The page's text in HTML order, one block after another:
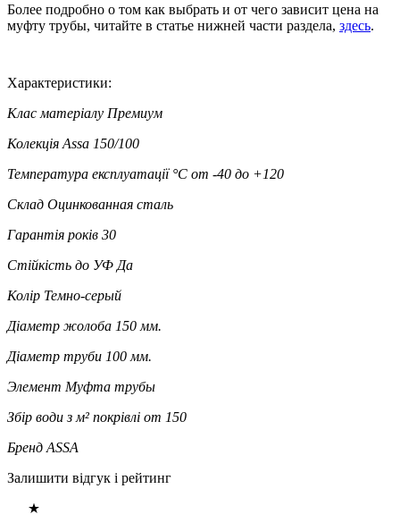
Более подробно о том как выбрать и от чего зависит цена на
муфту трубы, читайте в статье нижней части раздела, здесь.
Характеристики:
Клас матеріалу Премиум
Колекція Assa 150/100
Температура експлуатації °C от -40 до +120
Склад Оцинкованная сталь
Гарантія років 30
Стійкість до УФ Да
Колір Темно-серый
Діаметр жолоба 150 мм.
Діаметр труби 100 мм.
Элемент Муфта трубы
Збір води з м² покрівлі от 150
Бренд ASSA
Залишити відгук і рейтинг